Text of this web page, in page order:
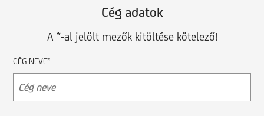
Cég adatok
A *-al jelölt mezők kitöltése kötelező!
CÉG NEVE*